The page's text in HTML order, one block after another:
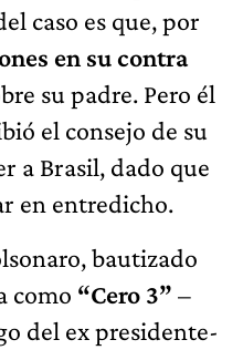
caso es que, por
en su contra
su padre. Pero él
el consejo de su
a Brasil, dado que
en entredicho.
bautizado
como “Cero 3” –
del ex presidente-